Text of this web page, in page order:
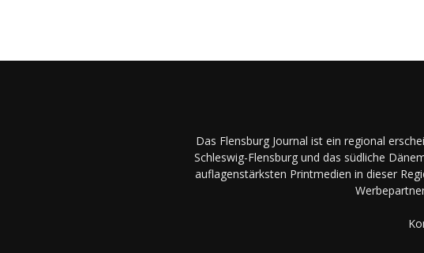
Das Flensburg Journal ist ein regional
Schleswig-Flensburg und das südliche
auflagenstärksten Printmedien in dieser